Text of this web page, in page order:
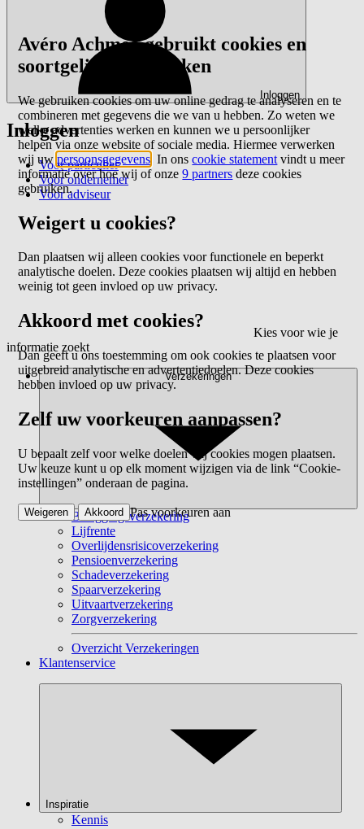
Inloggen
Inloggen
Voor particulier
Voor ondernemer
Voor adviseur
Kies voor wie je
informatie zoekt
Verzekeringen
Beleggingsverzekering
Lijfrente
Overlijdensrisicoverzekering
Pensioenverzekering
Schadeverzekering
Spaarverzekering
Uitvaartverzekering
Zorgverzekering
Overzicht Verzekeringen
Klantenservice
Inspiratie
Kennis
Avéro Achmea gebruikt cookies en
soortgelijke technieken
We gebruiken cookies om uw online gedrag te analyseren en te
combineren met gegevens die we van u hebben. Zo weten we
welke advertenties werken en kunnen we u persoonlijker
helpen via onze website of sociale media. Hiermee verwerken
wij uwpersoonsgegevens . In onscookie statement vindt u meer
informatie over hoe wij of onze9 partners deze cookies
gebruiken.
Weigert u cookies?
Dan plaatsen wij alleen cookies voor functionele en beperkt
analytische doelen. Deze cookies plaatsen wij altijd en hebben
weinig tot geen invloed op uw privacy.
Akkoord met cookies?
Dan geeft u ons toestemming om ook cookies te plaatsen voor
uitgebreid analytische en advertentiedoelen. Deze cookies
hebben invloed op uw privacy.
Zelf uw voorkeuren aanpassen?
U bepaalt zelf voor welke doelen wij cookies mogen plaatsen.
Uw keuze kunt u op elk moment wijzigen via de link “Cookie-
instellingen” onderaan de pagina.
Pas voorkeuren aan
Weigeren Akkoord